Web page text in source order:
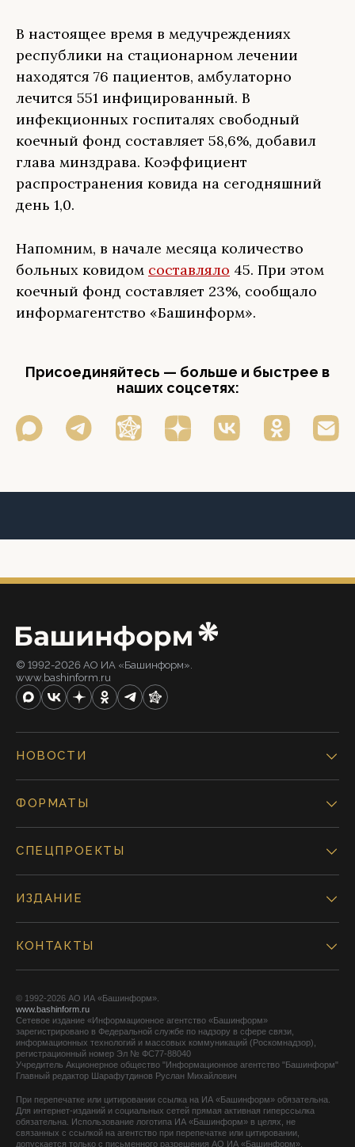
В настоящее время в медучреждениях
республики на стационарном лечении
находятся 76 пациентов, амбулаторно
лечится 551 инфицированный. В
инфекционных госпиталях свободный
коечный фонд составляет 58,6%, добавил
глава минздрава. Коэффициент
распространения ковида на сегодняшний
день 1,0.
Напомним, в начале месяца количество
больных ковидом составляло 45. При этом
коечный фонд составляет 23%, сообщало
информагентство «Башинформ».
Присоединяйтесь — больше и быстрее в
наших соцсетях:
© 1992-2026 АО ИА «Башинформ».
www.bashinform.ru
НОВОСТИ
ФОРМАТЫ
СПЕЦПРОЕКТЫ
ИЗДАНИЕ
КОНТАКТЫ
© 1992-2026 АО ИА «Башинформ».
www.bashinform.ru
Сетевое издание «Информационное агентство «Башинформ»
зарегистрировано в Федеральной службе по надзору в сфере связи,
информационных технологий и массовых коммуникаций (Роскомнадзор),
регистрационный номер Эл № ФС77-88040
Учредитель Акционерное общество "Информационное агентство "Башинформ"
Главный редактор Шарафутдинов Руслан Михайлович
При перепечатке или цитировании ссылка на ИА «Башинформ» обязательна.
Для интернет-изданий и социальных сетей прямая активная гиперссылка
обязательна. Использование логотипа ИА «Башинформ» в целях, не
связанных с ссылкой на агентство при перепечатке или цитировании,
допускается только с письменного разрешения АО ИА «Башинформ».